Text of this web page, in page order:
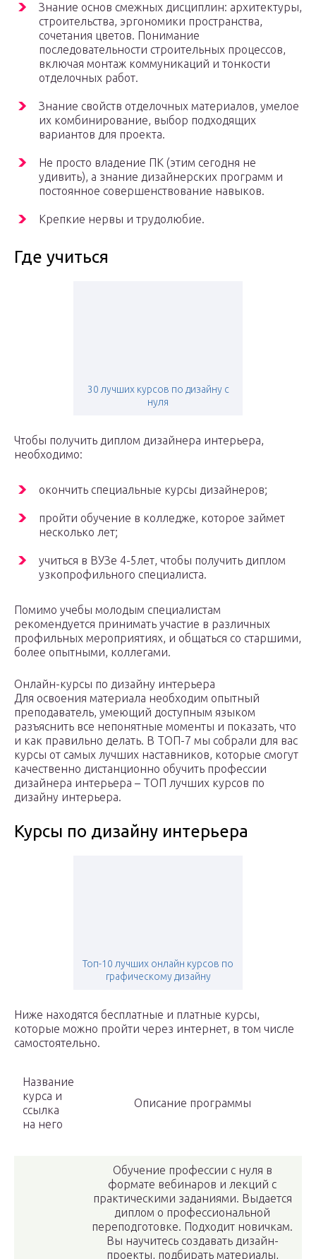
Знание основ смежных дисциплин: архитектуры,
строительства, эргономики пространства,
сочетания цветов. Понимание
последовательности строительных процессов,
включая монтаж коммуникаций и тонкости
отделочных работ.
Знание свойств отделочных материалов, умелое
их комбинирование, выбор подходящих
вариантов для проекта.
Не просто владение ПК (этим сегодня не
удивить), а знание дизайнерских программ и
постоянное совершенствование навыков.
Крепкие нервы и трудолюбие.
Где учиться
30 лучших курсов по дизайну с
нуля
Чтобы получить диплом дизайнера интерьера,
необходимо:
окончить специальные курсы дизайнеров;
пройти обучение в колледже, которое займет
несколько лет;
учиться в ВУЗе 4-5лет, чтобы получить диплом
узкопрофильного специалиста.
Помимо учебы молодым специалистам
рекомендуется принимать участие в различных
профильных мероприятиях, и общаться со старшими,
более опытными, коллегами.
Онлайн-курсы по дизайну интерьера
Для освоения материала необходим опытный
преподаватель, умеющий доступным языком
разъяснить все непонятные моменты и показать, что
и как правильно делать. В ТОП-7 мы собрали для вас
курсы от самых лучших наставников, которые смогут
качественно дистанционно обучить профессии
дизайнера интерьера – ТОП лучших курсов по
дизайну интерьера.
Курсы по дизайну интерьера
Топ-10 лучших онлайн курсов по
графическому дизайну
Ниже находятся бесплатные и платные курсы,
которые можно пройти через интернет, в том числе
самостоятельно.
Название
курса и
ссылка
на него
Описание программы
Обучение профессии с нуля в
формате вебинаров и лекций с
практическими заданиями. Выдается
диплом о профессиональной
переподготовке. Подходит новичкам.
Вы научитесь создавать дизайн-
проекты, подбирать материалы,